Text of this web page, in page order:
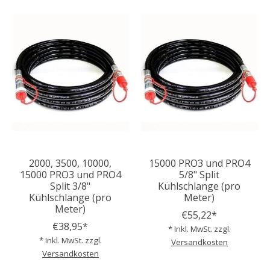
2000, 3500, 10000,
15000 PRO3 und PRO4
Split 3/8"
Kühlschlange (pro
Meter)
€38,95*
* Inkl. MwSt. zzgl.
Versandkosten
15000 PRO3 und PRO4
5/8" Split
Kühlschlange (pro
Meter)
€55,22*
* Inkl. MwSt. zzgl.
Versandkosten